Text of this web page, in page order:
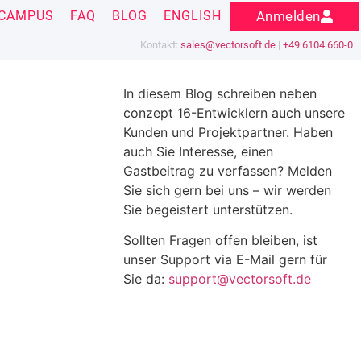
Kontakt: sales@vectorsoft.de | +49 6104 660-0
FAQ BLOG ENGLISH Anmelden
In diesem Blog schreiben neben
conzept 16-Entwicklern auch unsere
Kunden und Projektpartner. Haben
auch Sie Interesse, einen
Gastbeitrag zu verfassen? Melden
Sie sich gern bei uns – wir werden
Sie begeistert unterstützen.
Sollten Fragen offen bleiben, ist
unser Support via E-Mail gern für
Sie da: support@vectorsoft.de